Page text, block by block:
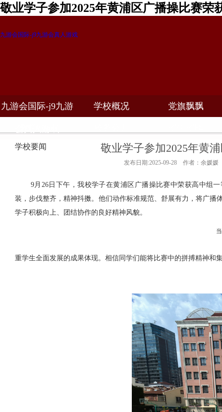
敬业学子参加2025年黄浦区广播操比赛荣
九游会国际-j9九游会真人游戏
九游会国际-j9九游 学校概况 党旗飘飘
学校要闻 敬业学子参加2025年黄
发布日期:2025-09-28 作者：余媛媛
9月 26日下午，我校学子在黄浦区广播操比赛中荣获高中组
装，步伐整齐，精神抖擞。他们动作标准规范、舒展有力，将广播
学子积极向上、团结协作的良好精神风貌。
重学生全面发展的成果体现。相信同学们能将比赛中的拼搏精神和